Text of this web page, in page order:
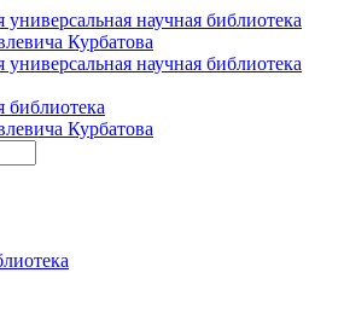
библиотека
Курбатова